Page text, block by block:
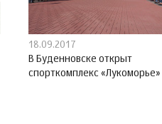
18.09.2017
В Буденновске открыт
спорткомплекс «Лукоморье»